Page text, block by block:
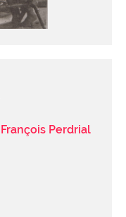
François Perdrial